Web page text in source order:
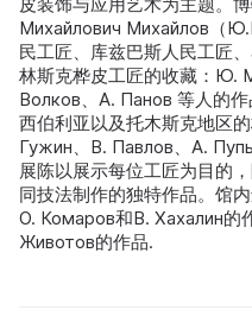
Михайлович Михайлов（
民工匠、库兹巴斯人民工匠
林斯克桦皮工匠的收藏：Ю.
Волков、А. Панов 等人的
西伯利亚以及托木斯克地区
Гужин、В. Павлов、А.
展陈以展示每位工匠为目的
同技法制作的独特作品。馆
О. Комаров和В. Хахалин的
Животов的作品.